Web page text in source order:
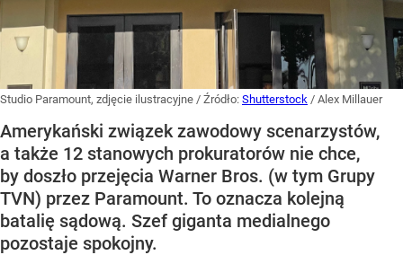
Studio Paramount, zdjęcie ilustracyjne / Źródło: Shutterstock / Alex Millauer
Amerykański związek zawodowy scenarzystów,
a także 12 stanowych prokuratorów nie chce,
by doszło przejęcia Warner Bros. (w tym Grupy
TVN) przez Paramount. To oznacza kolejną
batalię sądową. Szef giganta medialnego
pozostaje spokojny.